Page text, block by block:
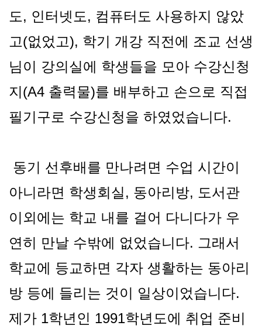
도, 인터넷도, 컴퓨터도 사용하지 않았
고(없었고), 학기 개강 직전에 조교 선생
님이 강의실에 학생들을 모아 수강신청
지(A4 출력물)를 배부하고 손으로 직접
필기구로 수강신청을 하였었습니다.
동기 선후배를 만나려면 수업 시간이
아니라면 학생회실, 동아리방, 도서관
이외에는 학교 내를 걸어 다니다가 우
연히 만날 수밖에 없었습니다. 그래서
학교에 등교하면 각자 생활하는 동아리
방 등에 들리는 것이 일상이었습니다.
제가 1학년인 1991학년도에 취업 준비